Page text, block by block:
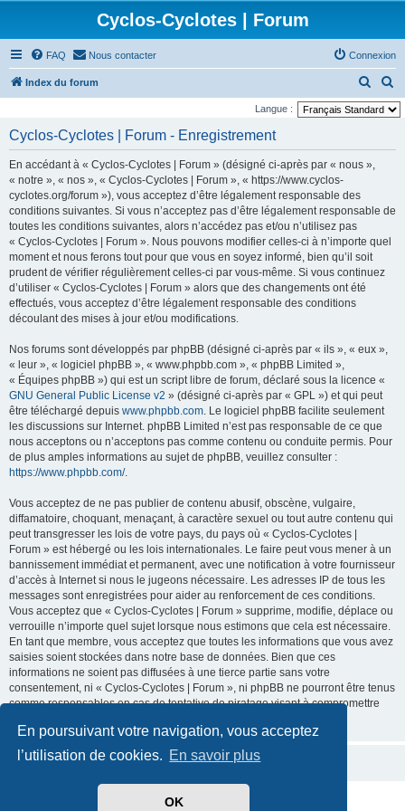
En poursuivant votre navigation, vous acceptez
l’utilisation de cookies. En savoir plus
OK
Cyclos-Cyclotes | Forum
FAQ Nous contacter Connexion
Index du forum
e
e
e
c
r
Langue :
Cyclos-Cyclotes | Forum - Enregistrement
En accédant à « Cyclos-Cyclotes | Forum » (désigné ci-après par « nous »,
« notre », « nos », « Cyclos-Cyclotes | Forum », « https://www.cyclos-
cyclotes.org/forum »), vous acceptez d’être légalement responsable des
conditions suivantes. Si vous n’acceptez pas d’être légalement responsable de
toutes les conditions suivantes, alors n’accédez pas et/ou n’utilisez pas
« Cyclos-Cyclotes | Forum ». Nous pouvons modifier celles-ci à n’importe quel
moment et nous ferons tout pour que vous en soyez informé, bien qu’il soit
prudent de vérifier régulièrement celles-ci par vous-même. Si vous continuez
d’utiliser « Cyclos-Cyclotes | Forum » alors que des changements ont été
effectués, vous acceptez d’être légalement responsable des conditions
découlant des mises à jour et/ou modifications.
Nos forums sont développés par phpBB (désigné ci-après par « ils », « eux »,
« leur », « logiciel phpBB », « www.phpbb.com », « phpBB Limited »,
« Équipes phpBB ») qui est un script libre de forum, déclaré sous la licence «
GNU General Public License v2 » (désigné ci-après par « GPL ») et qui peut
être téléchargé depuis www.phpbb.com. Le logiciel phpBB facilite seulement
les discussions sur Internet. phpBB Limited n’est pas responsable de ce que
nous acceptons ou n’acceptons pas comme contenu ou conduite permis. Pour
de plus amples informations au sujet de phpBB, veuillez consulter :
https://www.phpbb.com/.
Vous acceptez de ne pas publier de contenu abusif, obscène, vulgaire,
diffamatoire, choquant, menaçant, à caractère sexuel ou tout autre contenu qui
peut transgresser les lois de votre pays, du pays où « Cyclos-Cyclotes |
Forum » est hébergé ou les lois internationales. Le faire peut vous mener à un
bannissement immédiat et permanent, avec une notification à votre fournisseur
d’accès à Internet si nous le jugeons nécessaire. Les adresses IP de tous les
messages sont enregistrées pour aider au renforcement de ces conditions.
Vous acceptez que « Cyclos-Cyclotes | Forum » supprime, modifie, déplace ou
verrouille n’importe quel sujet lorsque nous estimons que cela est nécessaire.
En tant que membre, vous acceptez que toutes les informations que vous avez
saisies soient stockées dans notre base de données. Bien que ces
informations ne soient pas diffusées à une tierce partie sans votre
consentement, ni « Cyclos-Cyclotes | Forum », ni phpBB ne pourront être tenus
comme responsables en cas de tentative de piratage visant à compromettre
phpBB ® Forum Software © phpBB Limited